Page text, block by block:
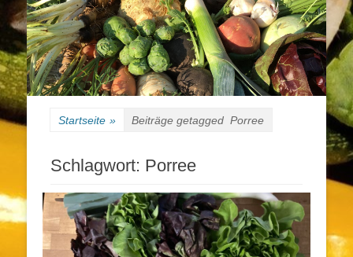
Startseite » Beiträge getagged Porree
Schlagwort: Porree